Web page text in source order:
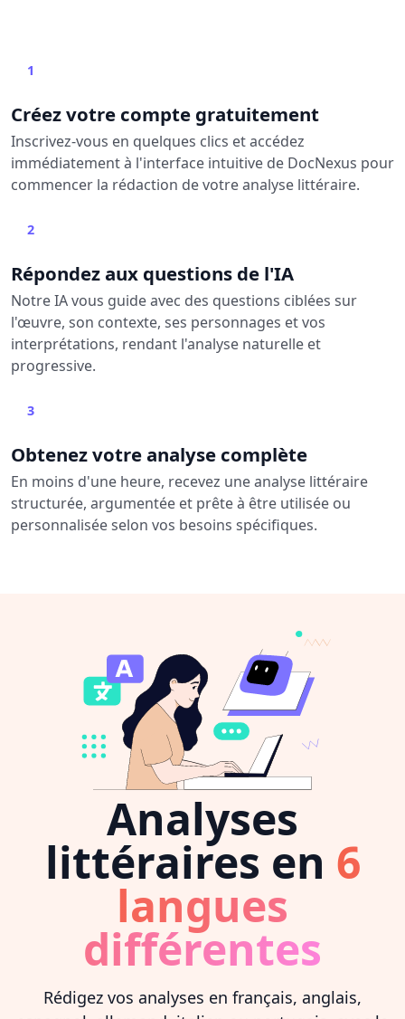
1
Créez votre compte gratuitement
Inscrivez-vous en quelques clics et accédez
immédiatement à l'interface intuitive de DocNexus pour
commencer la rédaction de votre analyse littéraire.
2
Répondez aux questions de l'IA
Notre IA vous guide avec des questions ciblées sur
l'œuvre, son contexte, ses personnages et vos
interprétations, rendant l'analyse naturelle et
progressive.
3
Obtenez votre analyse complète
En moins d'une heure, recevez une analyse littéraire
structurée, argumentée et prête à être utilisée ou
personnalisée selon vos besoins spécifiques.
Analyses
littéraires en 6
langues
différentes
Rédigez vos analyses en français, anglais,